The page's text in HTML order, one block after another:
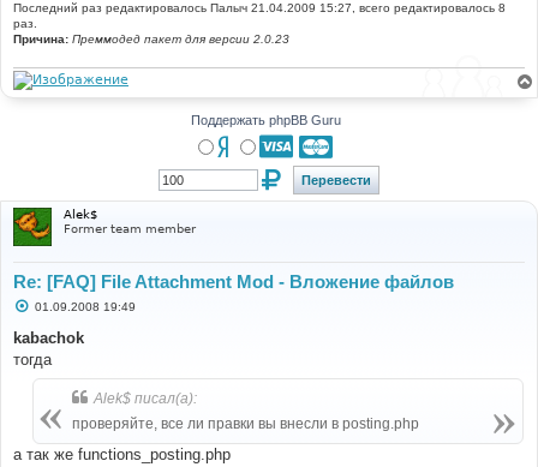
Последний раз редактировалось Палыч 21.04.2009 15:27, всего редактировалось 8
раз.
Причина: Преммодед пакет для версии 2.0.23
Поддержать phpBB Guru
Alek$
Former team member
Re: [FAQ] File Attachment Mod - Вложение файлов
С
о
б
щ
01.09.2008 19:49
kabachok
тогда
Alek$ писал(а):
проверяйте, все ли правки вы внесли в posting.php
а так же functions_posting.php